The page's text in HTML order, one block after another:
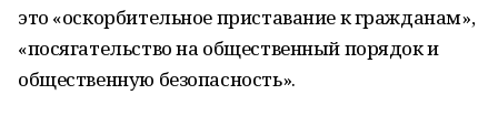
это «оскорбительное приставание к гражданам»,
«посягательство на общественный порядок и
общественную безопасность».